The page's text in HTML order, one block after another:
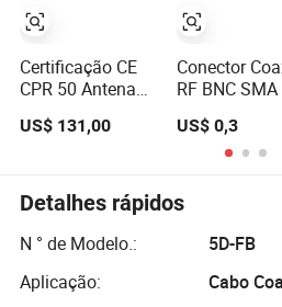
Certificação CE
CPR 50 Antena
Rg214 Fio de
Desnudado com
Conector
Crimpado Cabo
Coaxial RF com
PVC PE para
US$ 131,00
Conector
RF BNC SMA
MMCX 50-
US$ 0,3
Detalhes rápidos
N ° de Modelo.:
5D-FB
Aplicação:
Cabo